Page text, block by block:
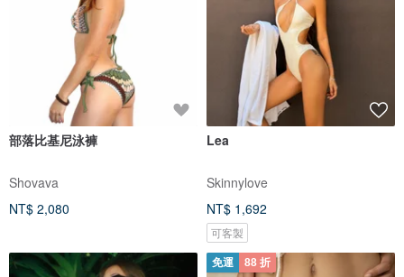
部落比基尼泳褲
Shovava
NT$ 2,080
Lea
Skinnylove
NT$ 1,692
可客製
免運 88 折